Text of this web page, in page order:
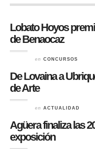
Lobato Hoyos
de Benaocaz
en CONCURSOS
De Lovaina a
de Arte
en ACTUALIDAD
Agüera finaliza las
exposición